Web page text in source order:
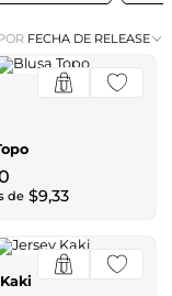
FECHA DE RELEASE
de $9,33